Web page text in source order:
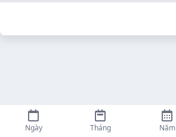
Ngày Tháng Năm